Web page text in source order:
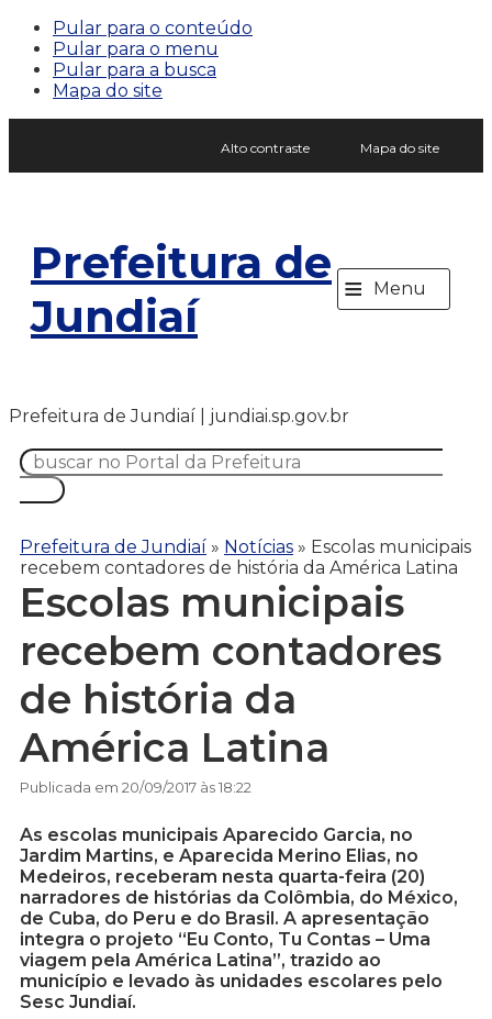
Pular para o conteúdo
Pular para o menu
Pular para a busca
Mapa do site
Alto contraste Mapa do site
Prefeitura de
Jundiaí
≡ Menu
Prefeitura de Jundiaí | jundiai.sp.gov.br
Prefeitura de Jundiaí » Notícias » Escolas municipais
recebem contadores de história da América Latina
Escolas municipais
recebem contadores
de história da
América Latina
Publicada em 20/09/2017 às 18:22
As escolas municipais Aparecido Garcia, no
Jardim Martins, e Aparecida Merino Elias, no
Medeiros, receberam nesta quarta-feira (20)
narradores de histórias da Colômbia, do México,
de Cuba, do Peru e do Brasil. A apresentação
integra o projeto “Eu Conto, Tu Contas – Uma
viagem pela América Latina”, trazido ao
município e levado às unidades escolares pelo
Sesc Jundiaí.